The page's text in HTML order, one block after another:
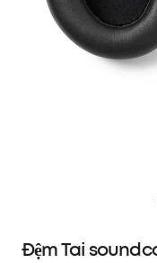
Đệm Tai